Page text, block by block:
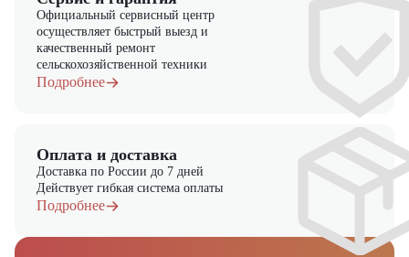
Официальный сервисный центр
осуществляет быстрый выезд и
качественный ремонт
сельскохозяйственной техники
Подробнее
Оплата и доставка
Доставка по России до 7 дней
Действует гибкая система оплаты
Подробнее